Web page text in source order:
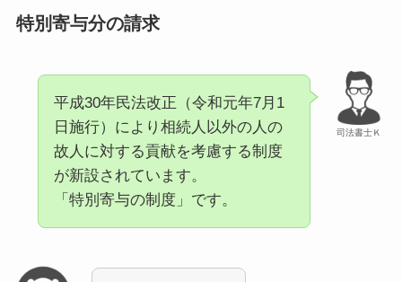
特別寄与分の請求
司法書士Ｋ
平成30年民法改正（令和元年7月1
日施行）により相続人以外の人の
故人に対する貢献を考慮する制度
が新設されています。
「特別寄与の制度」です。